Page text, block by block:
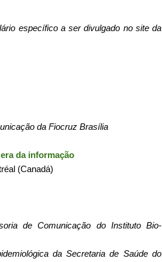
específico a ser divulgado no site da
da Fiocruz Brasília
da informação
(Canadá)
de Comunicação do Instituto Bio-
da Secretaria de Saúde do